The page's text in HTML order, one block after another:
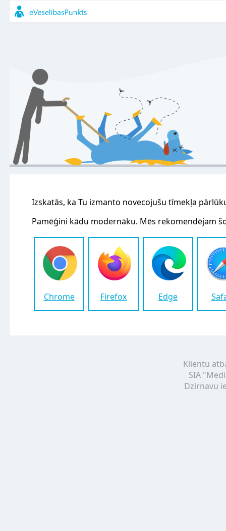
Izskatās, ka Tu izmanto novecojušu tīmekļa
Pamēģini kādu modernāku. Mēs rekomendējam
Chrome Firefox Edge
Klientu
SIA
Dzirnavu